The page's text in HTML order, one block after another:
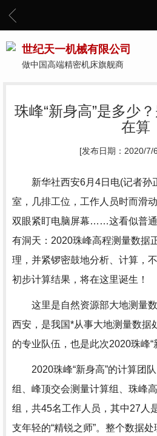
世纪天一机械有限公司
做中国高端精密机床旗舰商
珠峰“新身高”是多少
在算
[发布日期：2020/7/
新华社西安6月4日电(记者孙
室，几排工位，工作人员时而滑
双眼紧盯电脑屏幕……这看似普通
有洞天：2020珠峰高程测量数据
理，并紧锣密鼓地分析、计算，
初步计算结果，将在这里诞生！
这里是自然资源部大地测量数
西安，是我国*从事大地测量数据
的专业队伍，也是此次2020珠峰“
2020珠峰“新身高”的计算团队
组、峰顶交会测量计算组、珠峰
组，共45名工作人员，其中27人
支年轻的“精锐之师”。整个数据